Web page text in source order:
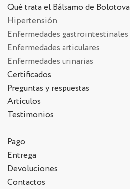
Qué trata el Bálsamo de Bolotova
Hipertensión
Enfermedades gastrointestinales
Enfermedades articulares
Enfermedades urinarias
Certificados
Preguntas y respuestas
Artículos
Testimonios
Pago
Entrega
Devoluciones
Contactos